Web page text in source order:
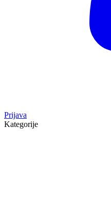
Prijava
Kategorije